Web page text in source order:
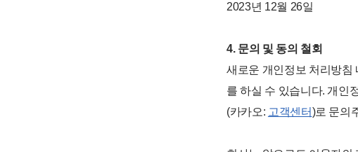
2023년 12월 26일
4. 문의 및 동의 철회
새로운 개인정보 처리방침
를 하실 수 있습니다. 개인
(카카오: 고객센터)로 문의